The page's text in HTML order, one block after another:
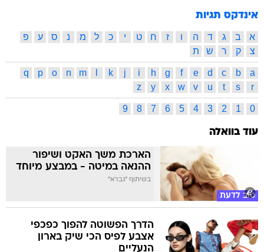
אינדקס תגיות
א ב ג ד ה ו ז ח ט י כ ל מ נ ס ע
פ
צ
ק ר ש ת
a
b
c
d
e
f
g
h
i
j
k
m
n
o
p
q
r
s
t
u
v
w
x
y
z
0
1
2
3
4
5
6
7
8
9
עוד בוואלה
טוב לדעת
הארכת משך האקט ושיפור
ההנאה במיטה - במבצע מיוחד
בשיתוף "גברא"
הדרך הפשוטה להפוך כפכפי
אצבע לפיס הכי שיק בארון
הנעליים